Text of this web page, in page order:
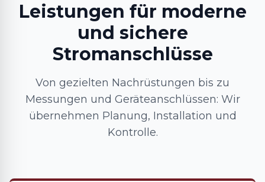
Leistungen für moderne
und sichere
Stromanschlüsse
Von gezielten Nachrüstungen bis zu
Messungen und Geräteanschlüssen: Wir
übernehmen Planung, Installation und
Kontrolle.